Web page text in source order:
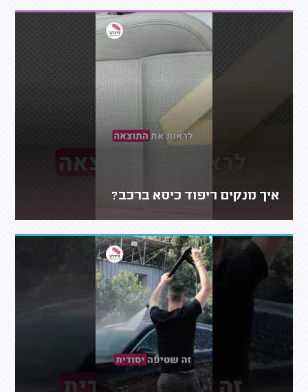
איך מנקים ריפוד כיסא ברכב?